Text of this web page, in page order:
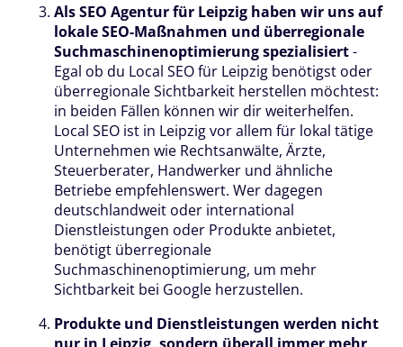
Als SEO Agentur für Leipzig haben wir uns auf
lokale SEO-Maßnahmen und überregionale
Suchmaschinenoptimierung spezialisiert-
Egal ob du Local SEO für Leipzig benötigst oder
überregionale Sichtbarkeit herstellen möchtest:
in beiden Fällen können wir dir weiterhelfen.
Local SEO ist in Leipzig vor allem für lokal tätige
Unternehmen wie Rechtsanwälte, Ärzte,
Steuerberater, Handwerker und ähnliche
Betriebe empfehlenswert. Wer dagegen
deutschlandweit oder international
Dienstleistungen oder Produkte anbietet,
benötigt überregionale
Suchmaschinenoptimierung, um mehr
Sichtbarkeit bei Google herzustellen.
Produkte und Dienstleistungen werden nicht